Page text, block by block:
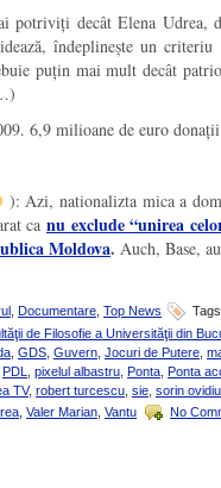
decât Elena Udrea,
îndeplinește un
puțin mai mult decât
6,9 milioane de euro
): Azi, nationalizta mica a
ca nu exclude “unirea
Moldova. Auch, Base,
Documentare Top News
de Filosofie a Universităţii din
, GDS, Guvern, Jocuri de Putere,
PDL, pixelul albastru, Ponta, Ponta
TV, robert turcescu, sie, sorin
Valer Marian Vantu No